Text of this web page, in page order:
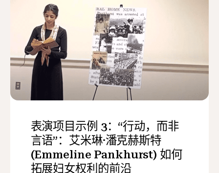
表演项目示例 3：“行动，而非
言语”：艾米琳·潘克赫斯特
(Emmeline Pankhurst) 如何
拓展妇女权利的前沿